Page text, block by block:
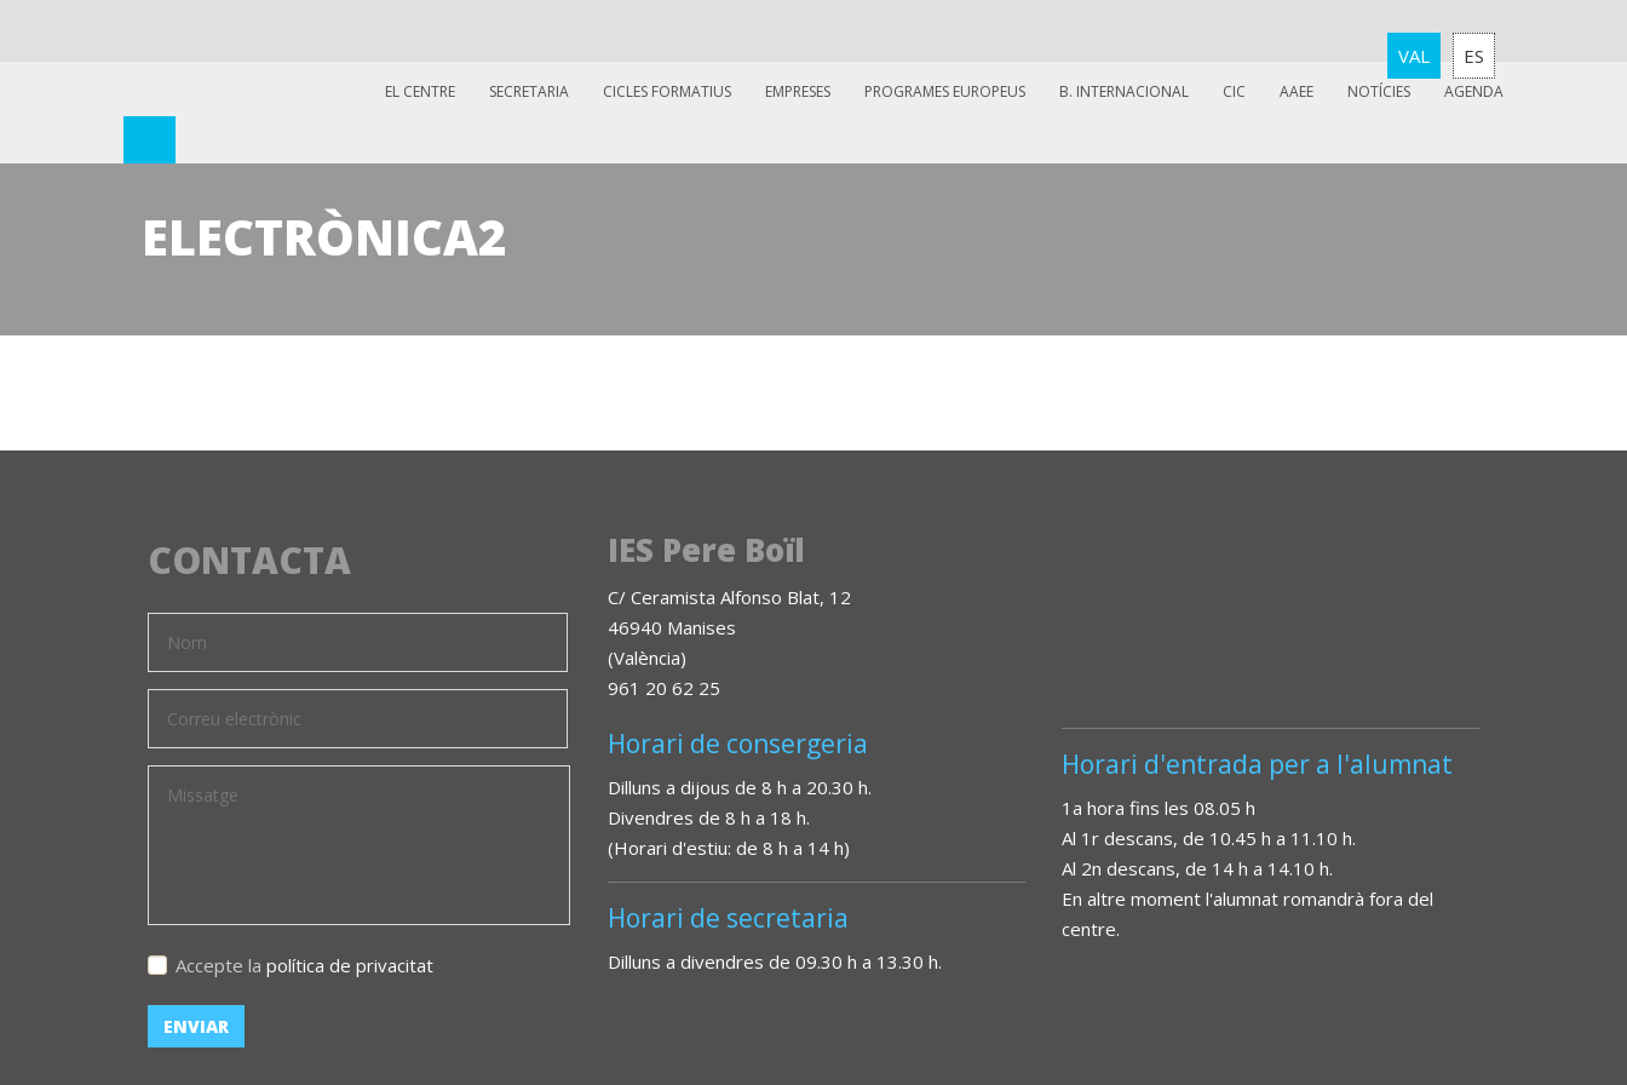
VAL ES
EL CENTRE SECRETARIA CICLES FORMATIUS EMPRESES PROGRAMES EUROPEUS B. INTERNACIONAL CIC AAEE NOTÍCIES AGENDA
ELECTRÒNICA2
CONTACTA
Accepte la política de privacitat
IES Pere Boïl
C/ Ceramista Alfonso Blat, 12
46940 Manises
(València)
961 20 62 25
Horari de consergeria
Dilluns a dijous de 8 h a 20.30 h.
Divendres de 8 h a 18 h.
(Horari d'estiu: de 8 h a 14 h)
Horari de secretaria
Dilluns a divendres de 09.30 h a 13.30 h.
Horari d'entrada per a l'alumnat
1a hora fins les 08.05 h
Al 1r descans, de 10.45 h a 11.10 h.
Al 2n descans, de 14 h a 14.10 h.
En altre moment l'alumnat romandrà fora del
centre.